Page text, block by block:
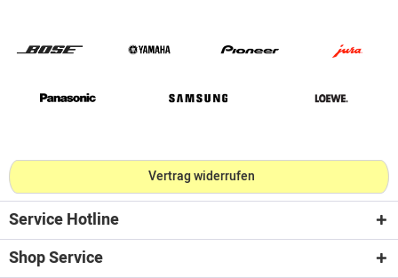
Vertrag widerrufen
Service Hotline
Shop Service